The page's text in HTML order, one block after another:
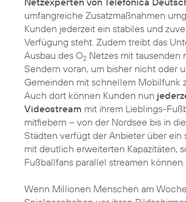
umfangreiche Zusatzmaßnahmen
Kunden jederzeit ein stabiles und
Verfügung steht. Zudem treibt das
Ausbau des O2 Netzes mit tausenden
Sendern voran, um bisher nicht oder
Gemeinden mit schnellem Mobilfunk
Auch dort können Kunden nun
Videostream mit ihrem Lieblings-
mitfiebern – von der Nordsee bis in
Städten verfügt der Anbieter über ein
mit deutlich erweiterten Kapazitäten,
Fußballfans parallel streamen können.
Wenn Millionen Menschen am